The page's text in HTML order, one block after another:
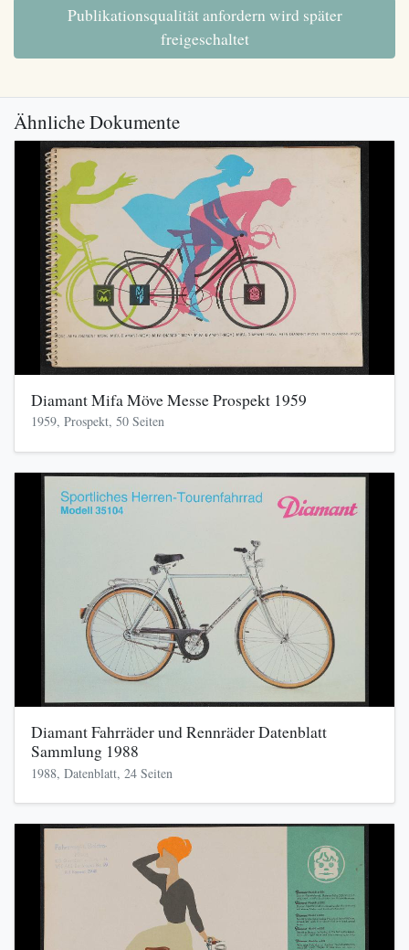
Publikationsqualität anfordern wird später
freigeschaltet
Ähnliche Dokumente
Diamant Mifa Möve Messe Prospekt 1959
1959, Prospekt, 50 Seiten
Diamant Fahrräder und Rennräder Datenblatt
Sammlung 1988
1988, Datenblatt, 24 Seiten